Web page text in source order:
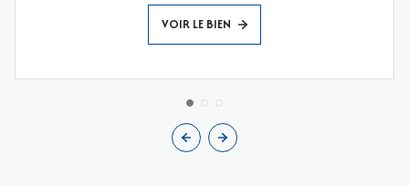
VOIR LE BIEN